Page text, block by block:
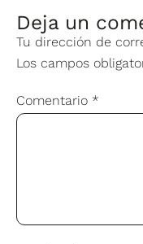
Deja un
Tu dirección de
Los campos
Comentario *